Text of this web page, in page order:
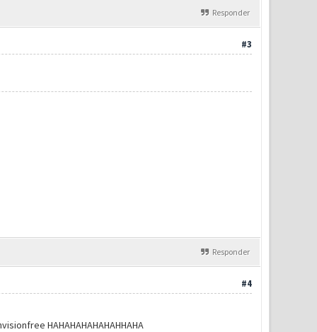
Responder
#3
Responder
#4
HAHAHAHAHAHAHHAHA